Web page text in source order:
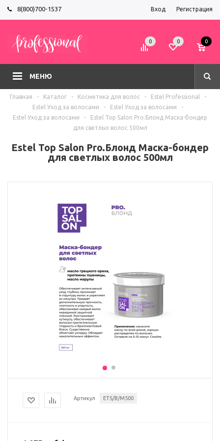
8(800)700-1537 Вход Регистрация
МЕНЮ
0 0 0
Главная - Каталог - Косметика для волос - Estel Professional
-
Estel Уход за волосами
- Estel Уход за волосами
-
Estel Уход за волосами
-
Estel Top Salon Pro.Блонд Маска-бондер
для светлых волос 500мл
Estel Top Salon Pro.Блонд Маска-бондер
для светлых волос 500мл
Артикул ETS/B/M500